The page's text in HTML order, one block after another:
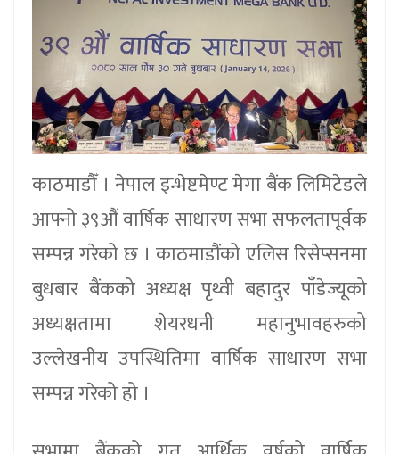
काठमाडौँ । नेपाल इन्भेष्टमेण्ट मेगा बैंक लिमिटेडले
आफ्नो ३९औं वार्षिक साधारण सभा सफलतापूर्वक
सम्पन्न गरेको छ । काठमाडौंको एलिस रिसेप्सनमा
बुधबार बैंकको अध्यक्ष पृथ्वी बहादुर पाँडेज्यूको
अध्यक्षतामा शेयरधनी महानुभावहरुको
उल्लेखनीय उपस्थितिमा वार्षिक साधारण सभा
सम्पन्न गरेको हो ।